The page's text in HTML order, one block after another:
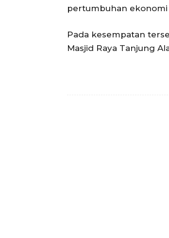
pertumbuhan ekonomi
Pada kesempatan
Masjid Raya Tanjung